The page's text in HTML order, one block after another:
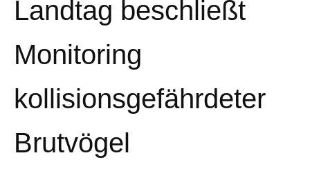
Landtag beschließt
Monitoring
kollisionsgefährdeter
Brutvögel